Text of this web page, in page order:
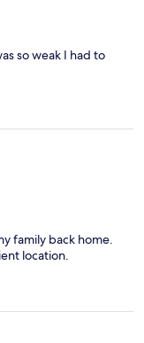
so weak I had to
family back home.
location.